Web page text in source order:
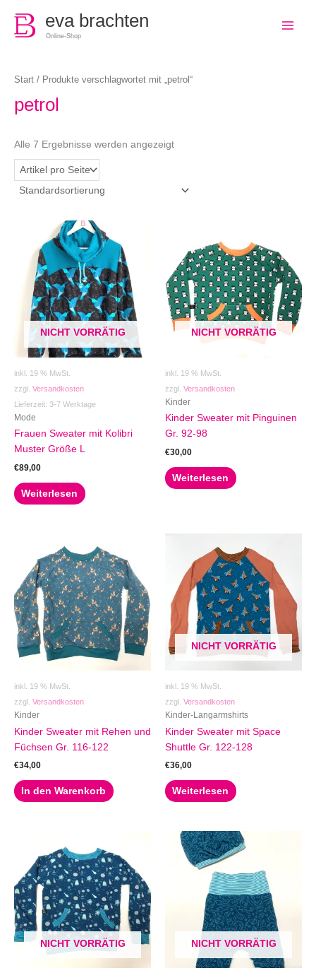
eva brachten
Online-Shop
Start / Produkte verschlagwortet mit „petrol“
petrol
Alle 7 Ergebnisse werden angezeigt
NICHT VORRÄTIG
inkl. 19 % MwSt.
zzgl. Versandkosten
Lieferzeit: 3-7 Werktage
Mode
Frauen Sweater mit Kolibri
Muster Größe L
€89,00
Weiterlesen
NICHT VORRÄTIG
inkl. 19 % MwSt.
zzgl. Versandkosten
Kinder
Kinder Sweater mit Pinguinen
Gr. 92-98
€30,00
Weiterlesen
inkl. 19 % MwSt.
zzgl. Versandkosten
Kinder
Kinder Sweater mit Rehen und
Füchsen Gr. 116-122
€34,00
In den Warenkorb
NICHT VORRÄTIG
inkl. 19 % MwSt.
zzgl. Versandkosten
Kinder-Langarmshirts
Kinder Sweater mit Space
Shuttle Gr. 122-128
€36,00
Weiterlesen
NICHT VORRÄTIG NICHT VORRÄTIG